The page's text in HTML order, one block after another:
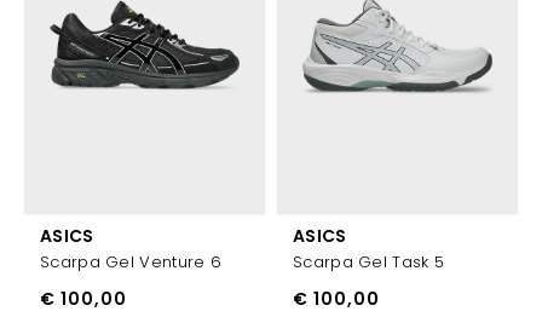
ASICS
Scarpa Gel Venture 6
€ 100,00
ASICS
Scarpa Gel Task 5
€ 100,00